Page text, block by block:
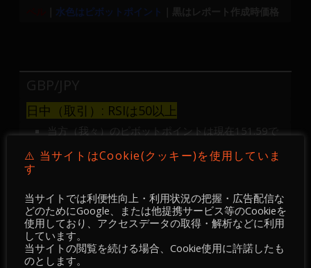
｜水色はピボットポイント ｜黒はレポート作成時価格
GBP/JPY
日中（取引）: RSIは50以上
当方（我々）のピボットポイントは現在151.59で
当方の期待:151.59が支持線の限り153.02を目指す
150.75 を期待する
見解： RSIは50以上である。MACDは警告ライン
(Signal line)を下回るも、ポジティブ
※現在値はそれぞれ152.01 及び 151.84で、20及
び50の移動平均値を上回る
⚠️ 当サイトはCookie(クッキー)を使用していま
す
当サイトでは利便性向上・利用状況の把握・広告配信な
どのためにGoogle、または他提携サービス等のCookieを
使用しており、アクセスデータの取得・解析などに利用
しています。
当サイトの閲覧を続ける場合、Cookie使用に許諾したも
のとします。